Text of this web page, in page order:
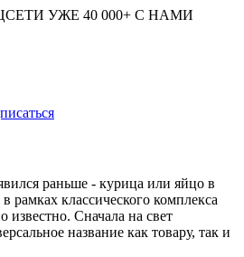
УЖЕ 40 000+ С НАМИ
раньше - курица или яйцо в
рамках классического комплекса
известно. Сначала на свет
название как товару, так и